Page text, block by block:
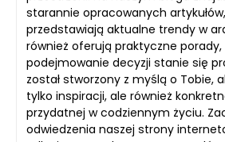
starannie opracowanych
przedstawiają aktualne trendy w
również oferują praktyczne
podejmowanie decyzji stanie się
został stworzony z myślą o Tobie,
tylko inspiracji, ale również
przydatnej w codziennym życiu.
odwiedzenia naszej strony